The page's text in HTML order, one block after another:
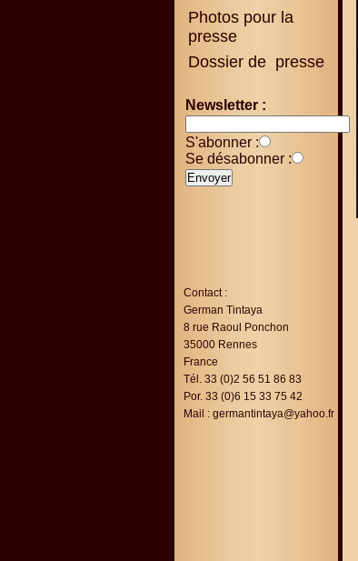
Photos pour la
presse
Dossier de presse
Newsletter :
S'abonner :
Se désabonner :
Contact :
German Tintaya
8 rue Raoul Ponchon
35000 Rennes
France
Tél. 33 (0)2 56 51 86 83
Por. 33 (0)6 15 33 75 42
Mail : germantintaya@yahoo.fr